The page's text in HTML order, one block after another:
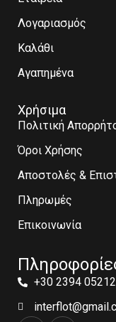
Λογαριασμός
Καλάθι
Αγαπημένα
Χρήσιμα
Πολιτική
Όροι Χρήσης
Αποστολές &
Πληρωμές
Επικοινωνία
+30 2394